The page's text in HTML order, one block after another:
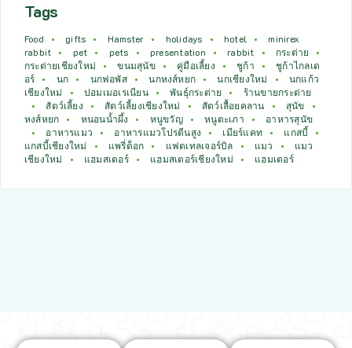
Tags
Food gifts Hamster holidays hotel
minirex
rabbit
pet pets presentation rabbit
กระต่าย
กระต่ายเชียงใหม่
ขนมสุนัข คู่มือเลี้ยง ชูก้า
ชูก้าไกลเด
อร์
นก นกฟอพัส นกหงส์หยก นกเชียงใหม่
นกแก้ว
เชียงใหม่
ปอมเมอเรเนียน พันธุ์กระต่าย
ร้านขายกระต่าย
สัตว์เลี้ยง
สัตว์เลี้ยงเชียงใหม่ สัตว์เลื้อยคลาน
สุนัข
หงส์หยก
หนอนน้ำผึ้ง หนูขวัญ หนูตะเภา
อาหารสุนัข
อาหารแมว
อาหารแมวโปรตีนสูง เมียร์แคท
แกสบี้
แกสบี้เชียงใหม่
แพรี่ด็อก แฟตเทลเจอร์บิล แมว
แมว
เชียงใหม่
แฮมสเตอร์ แฮมสเตอร์เชียงใหม่ แฮมเตอร์